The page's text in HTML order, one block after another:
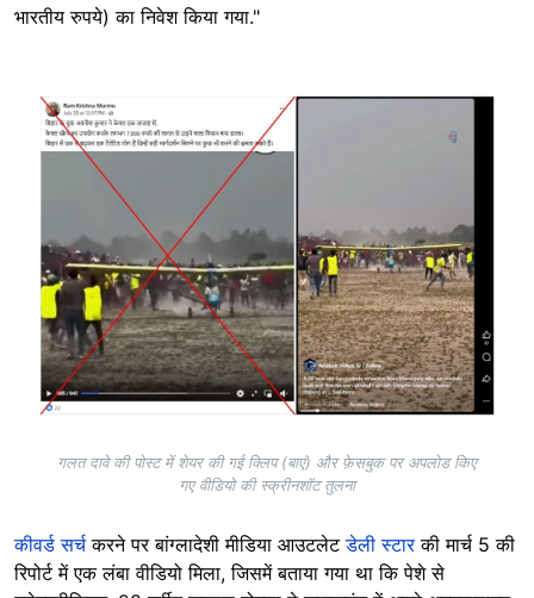
भारतीय रुपये) का निवेश किया गया."
Image
गलत दावे की पोस्ट में शेयर की गई क्लिप (बाएं) और फ़ेसबुक पर अपलोड किए
गए वीडियो की स्क्रीनशॉट तुलना
कीवर्ड सर्च करने पर बांग्लादेशी मीडिया आउटलेटडेली स्टारकी मार्च 5 की
रिपोर्ट में एक लंबा वीडियो मिला, जिसमें बताया गया था कि पेशे से